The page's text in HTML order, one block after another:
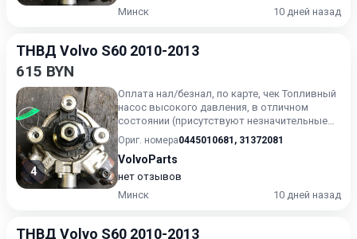
Минск
10 дней назад
ТНВД Volvo S60 2010-2013
615 BYN
4
Оплата нал/безнал, по карте, чек Топливный
насос высокого давления, в отличном
состоянии (присутствуют незначительные
следы эксплуатации). Г...
Ориг. номера0445010681 , 31372081
VolvoParts
нет отзывов
Минск
10 дней назад
ТНВД Volvo S60 2010-2013